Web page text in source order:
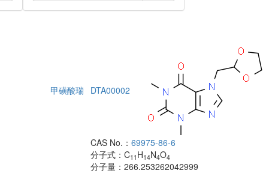
甲磺酸瑞 DTA00002
CAS No.：69975-86-6
分子式：C11 H14N4O4
分子量：266.253262042999